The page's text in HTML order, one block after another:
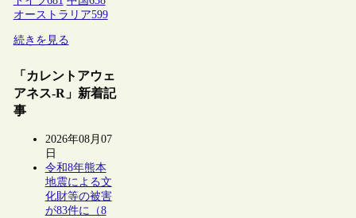
オーストラリア599
続きを見る
「カレントアウェ
アネス-R」新着記
事
2026年08月07
日
令和8年熊本
地震による文
化財等の被害
が83件に（8